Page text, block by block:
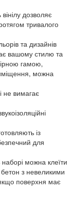
вінілу дозволяє
тривалого
та дизайнів
вашому стилю та
гамою,
можна
не вимагає
із
для
наборі можна клеїти
з невеликими
поверхня має